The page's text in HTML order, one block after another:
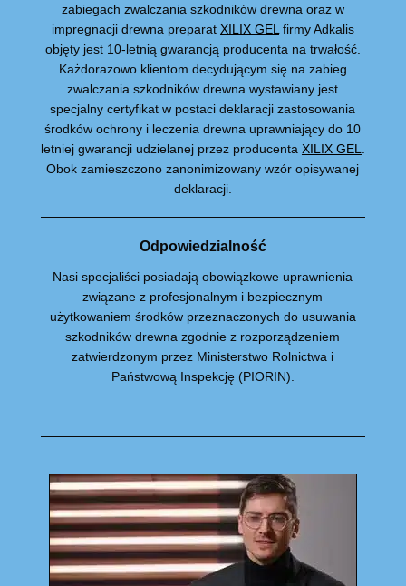
zabiegach zwalczania szkodników drewna oraz w
impregnacji drewna preparat XILIX GEL firmy Adkalis
objęty jest 10-letnią gwarancją producenta na trwałość.
Każdorazowo klientom decydującym się na zabieg
zwalczania szkodników drewna wystawiany jest
specjalny certyfikat w postaci deklaracji zastosowania
środków ochrony i leczenia drewna uprawniający do 10
letniej gwarancji udzielanej przez producenta XILIX GEL
Obok zamieszczono zanonimizowany wzór opisywanej
deklaracji.
Odpowiedzialność
Nasi specjaliści posiadają obowiązkowe uprawnienia
związane z profesjonalnym i bezpiecznym
użytkowaniem środków przeznaczonych do usuwania
szkodników drewna zgodnie z rozporządzeniem
zatwierdzonym przez Ministerstwo Rolnictwa i
Państwową Inspekcję (PIORIN).